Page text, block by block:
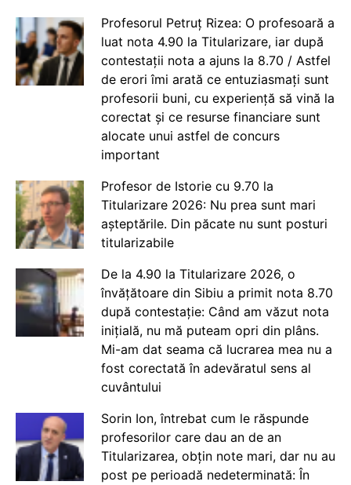
Profesorul Petruț Rizea: O profesoară a
luat nota 4.90 la Titularizare, iar după
contestații nota a ajuns la 8.70 / Astfel
de erori îmi arată ce entuziasmați sunt
profesorii buni, cu experiență să vină la
corectat și ce resurse financiare sunt
alocate unui astfel de concurs
important
Profesor de Istorie cu 9.70 la
Titularizare 2026: Nu prea sunt mari
așteptările. Din păcate nu sunt posturi
titularizabile
De la 4.90 la Titularizare 2026, o
învățătoare din Sibiu a primit nota 8.70
după contestație: Când am văzut nota
inițială, nu mă puteam opri din plâns.
Mi-am dat seama că lucrarea mea nu a
fost corectată în adevăratul sens al
cuvântului
Sorin Ion, întrebat cum le răspunde
profesorilor care dau an de an
Titularizarea, obțin note mari, dar nu au
post pe perioadă nedeterminată: În